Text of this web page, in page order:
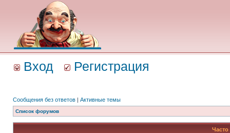
Вход Регистрация
Сообщения без ответов | Активные темы
Список форумов